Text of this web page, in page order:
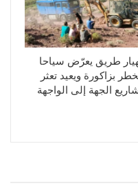
طريق يعرّض سياحا
بزاكورة ويعيد تعثر
الجهة إلى الواجهة